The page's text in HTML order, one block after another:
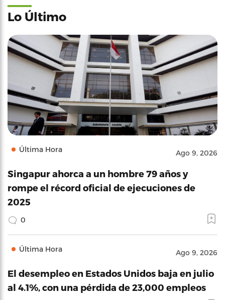
Lo Último
Última Hora Ago 9, 2026
Singapur ahorca a un hombre 79 años y
rompe el récord oficial de ejecuciones de
2025
0
Última Hora Ago 9, 2026
El desempleo en Estados Unidos baja en julio
al 4.1%, con una pérdida de 23,000 empleos